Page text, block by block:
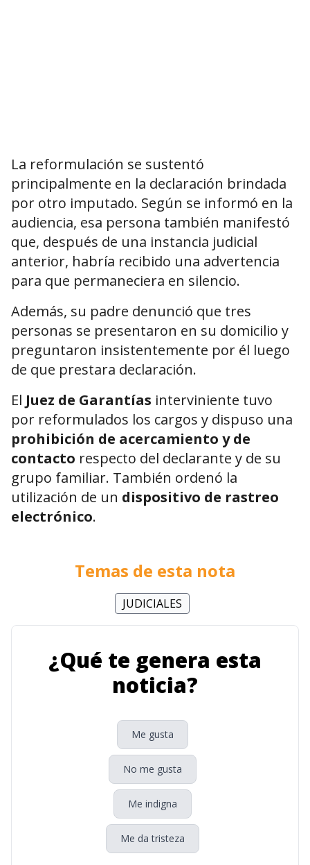
La reformulación se sustentó
principalmente en la declaración brindada
por otro imputado. Según se informó en la
audiencia, esa persona también manifestó
que, después de una instancia judicial
anterior, habría recibido una advertencia
para que permaneciera en silencio.
Además, su padre denunció que tres
personas se presentaron en su domicilio y
preguntaron insistentemente por él luego
de que prestara declaración.
El Juez de Garantías interviniente tuvo
por reformulados los cargos y dispuso una
prohibición de acercamiento y de
contacto respecto del declarante y de su
grupo familiar. También ordenó la
utilización de un dispositivo de rastreo
electrónico.
Temas de esta nota
JUDICIALES
¿Qué te genera esta
noticia?
Me gusta
No me gusta
Me indigna
Me da tristeza